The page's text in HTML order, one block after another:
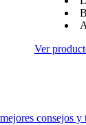
Ver
consejos